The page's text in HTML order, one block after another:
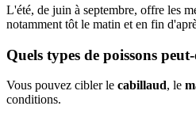
L'été, de juin à septembre, offre les
notamment tôt le matin et en fin
Quels types de poissons
Vous pouvez cibler le cabillaud, le
conditions.